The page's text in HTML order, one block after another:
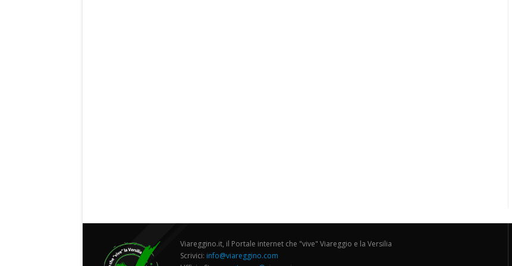
Viareggino.it, il Portale internet che "vive" Viareggio e la Versilia
Scrivici: info@viareggino.com